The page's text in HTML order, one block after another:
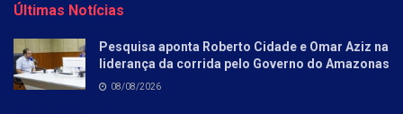
Últimas Notícias
Pesquisa aponta Roberto Cidade e Omar Aziz na
liderança da corrida pelo Governo do Amazonas
08/08/2026